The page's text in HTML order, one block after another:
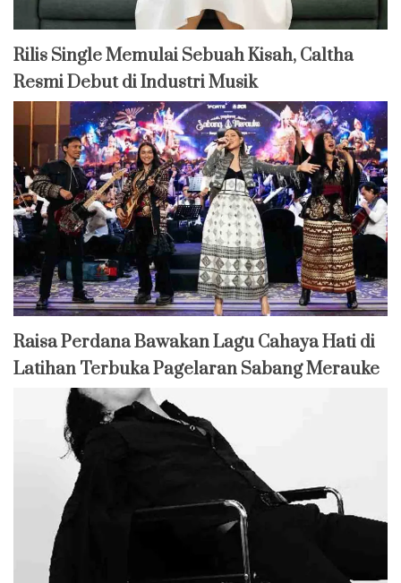
Rilis Single Memulai Sebuah Kisah, Caltha
Resmi Debut di Industri Musik
Raisa Perdana Bawakan Lagu Cahaya Hati di
Latihan Terbuka Pagelaran Sabang Merauke